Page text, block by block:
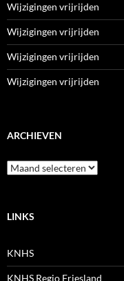
Wijzigingen vrijrijden
Wijzigingen vrijrijden
Wijzigingen vrijrijden
Wijzigingen vrijrijden
ARCHIEVEN
Archieven
LINKS
KNHS
KNHS Regio Friesland